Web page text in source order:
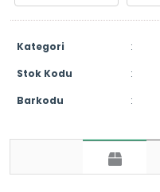
Kategori :
Stok Kodu
:
Barkodu
: